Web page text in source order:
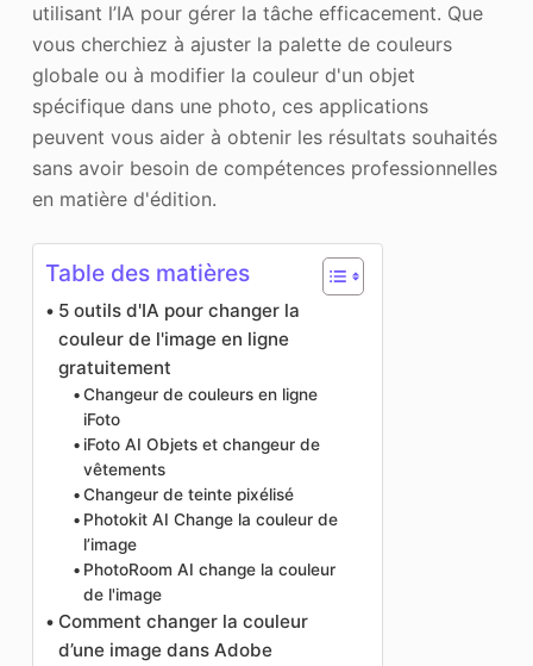
utilisant l’IA pour gérer la tâche efficacement. Que
vous cherchiez à ajuster la palette de couleurs
globale ou à modifier la couleur d'un objet
spécifique dans une photo, ces applications
peuvent vous aider à obtenir les résultats souhaités
sans avoir besoin de compétences professionnelles
en matière d'édition.
Table des matières
5 outils d'IA pour changer la
couleur de l'image en ligne
gratuitement
Changeur de couleurs en ligne
iFoto
iFoto AI Objets et changeur de
vêtements
Changeur de teinte pixélisé
Photokit AI Change la couleur de
l’image
PhotoRoom AI change la couleur
de l'image
Comment changer la couleur
d’une image dans Adobe